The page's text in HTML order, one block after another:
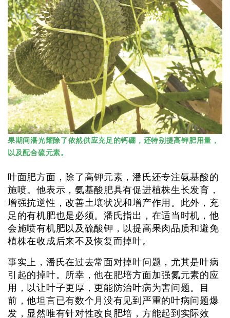
果期间潘光耀除了依然供应充足的钙硼，还特别提高钾肥用量，
以及配合硫元素。
叶面肥方面，除了高钾元素，潘氏还专注氨基酸的
施喷。他表示，氨基酸肥具有促进植株生长发育，
增强抗逆性，改善土壤状况和增产作用。此外，充
足的有机肥也是必须。潘氏指出，在适当时机，他
会施喷有机肥以及硫酸钾，以提高果肉品质和避免
植株在收成后来不及恢复而掉叶。
事实上，潘氏在过去常面对掉叶问题，尤其是叶病
引起的掉叶。所幸，他在肥培方面加强氮元素的应
用，以让叶子更厚，更能防治叶病为害问题。目
前，他坦言已有数个月没有见到严重的叶病问题爆
发，显然唯有针对性改良肥培，方能起到实际效